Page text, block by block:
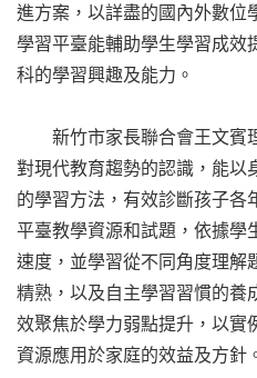
進方案，以詳盡的國內外數位
學習平臺能輔助學生學習成效
科的學習興趣及能力。
新竹市家長聯合會王文賓
對現代教育趨勢的認識，能以
的學習方法，有效診斷孩子各
平臺教學資源和試題，依據學
速度，並學習從不同角度理解
精熟，以及自主學習習慣的養
效聚焦於學力弱點提升，以實
資源應用於家庭的效益及方針